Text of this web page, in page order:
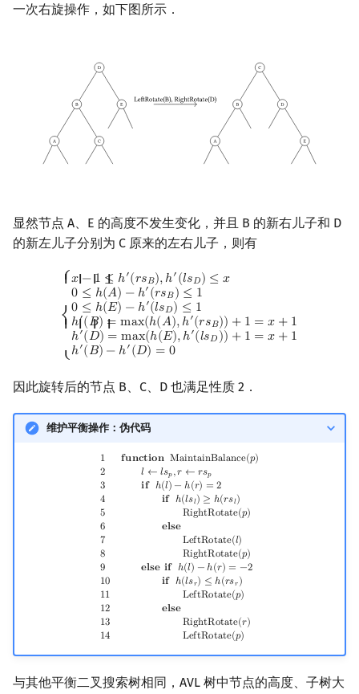
一次右旋操作，如下图所示．
显然节点 A、E 的高度不发生变化，并且 B 的新右儿子和 D
的新左儿子分别为 C 原来的左右儿子，则有
⎧
{ { { {
⎨{ { { {
⎩
𝑥 −1 ≤ ℎ′(𝑟𝑠𝐵),ℎ′(𝑙𝑠𝐷) ≤ 𝑥
0 ≤ ℎ(𝐴) − ℎ′(𝑟𝑠𝐵) ≤ 1
0 ≤ ℎ(𝐸) − ℎ′(𝑙𝑠𝐷) ≤ 1
ℎ′(𝐵) = max(ℎ(𝐴),ℎ′(𝑟𝑠𝐵)) + 1 = 𝑥 + 1
ℎ′(𝐷) = max(ℎ(𝐸),ℎ′(𝑙𝑠𝐷)) + 1 = 𝑥 + 1
ℎ′(𝐵) − ℎ′(𝐷) = 0
B),h′(l D) ≤x0≤h(A) −h′(rsB) ≤1 0≤
因此旋转后的节点 B、C、D 也满足性质 2．
维护平衡操作：伪代码
1 𝐟𝐮𝐧𝐜𝐭𝐢𝐨𝐧 MaintainBalance(𝑝)
2
𝑙 ← 𝑙𝑠𝑝,𝑟 ← 𝑟𝑠𝑝
3 𝐢𝐟 ℎ(𝑙) − ℎ(𝑟) = 2
4
𝐢𝐟 ℎ(𝑙𝑠𝑙) ≥ ℎ(𝑟𝑠𝑙)
5
RightRotate(𝑝)
6
𝐞𝐥𝐬𝐞
7
LeftRotate(𝑙)
8
RightRotate(𝑝)
9
𝐞𝐥𝐬𝐞 𝐢𝐟 ℎ(𝑙) −ℎ(𝑟) = −2
10 𝐢𝐟 ℎ(𝑙𝑠𝑟) ≤ ℎ(𝑟𝑠𝑟)
11 LeftRotate(𝑝)
12 𝐞𝐥𝐬𝐞
13 RightRotate(𝑟)
14 LeftRotate(𝑝)
MaintainBalance(p)2 l←lsp,r←rsp3ifh(l)−
与其他平衡二叉搜索树相同，AVL 树中节点的高度、子树大